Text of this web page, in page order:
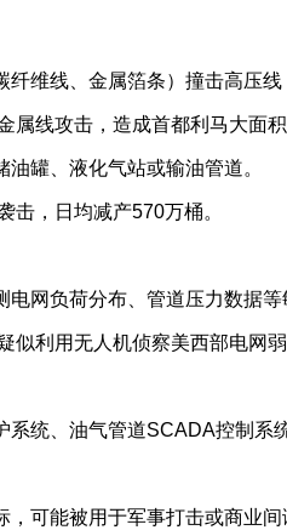
维线、金属箔条）撞击高压线
线攻击，造成首都利马大面积
罐、液化气站或输油管道。
击，日均减产570万桶。
网负荷分布、管道压力数据等
利用无人机侦察美西部电网弱
统、油气管道SCADA控制系
可能被用于军事打击或商业间